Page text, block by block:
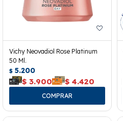
Vichy Neovadiol Rose Platinum
50 Ml.
$ 5.200
$ 3.900 $ 4.420